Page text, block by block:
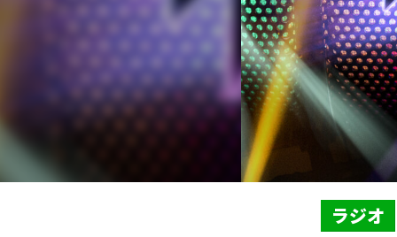
ラジオ